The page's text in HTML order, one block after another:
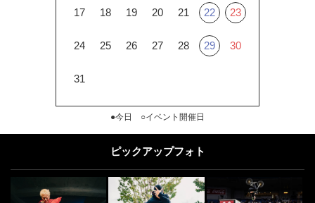
17 18 19 20 21 22 23
24 25 26 27 28 29 30
31
●今日 ○イベント開催日
ピックアップフォト